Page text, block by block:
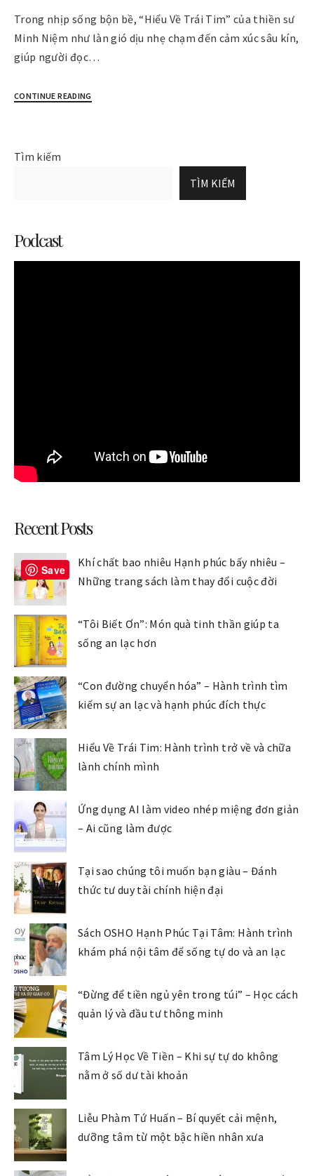
Trong nhịp sống bộn bề, “Hiểu Về Trái Tim” của thiền sư
Minh Niệm như làn gió dịu nhẹ chạm đến cảm xúc sâu kín,
giúp người đọc…
CONTINUE READING
Tìm kiếm
TÌM KIẾM
Podcast
Recent Posts
Khí chất bao nhiêu Hạnh phúc bấy nhiêu –
Những trang sách làm thay đổi cuộc đời
“Tôi Biết Ơn”: Món quà tinh thần giúp ta
sống an lạc hơn
“Con đường chuyển hóa” – Hành trình tìm
kiếm sự an lạc và hạnh phúc đích thực
Hiểu Về Trái Tim: Hành trình trở về và chữa
lành chính mình
Ứng dụng AI làm video nhép miệng đơn giản
– Ai cũng làm được
Tại sao chúng tôi muốn bạn giàu – Đánh
thức tư duy tài chính hiện đại
Sách OSHO Hạnh Phúc Tại Tâm: Hành trình
khám phá nội tâm để sống tự do và an lạc
“Đừng để tiền ngủ yên trong túi” – Học cách
quản lý và đầu tư thông minh
Tâm Lý Học Về Tiền – Khi sự tự do không
nằm ở số dư tài khoản
Liễu Phàm Tứ Huấn – Bí quyết cải mệnh,
dưỡng tâm từ một bậc hiền nhân xưa
Save